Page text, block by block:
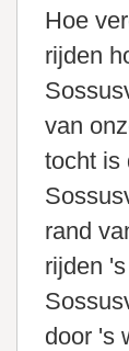
Hoe
rijden
van
tocht is
rand
rijden
door 's